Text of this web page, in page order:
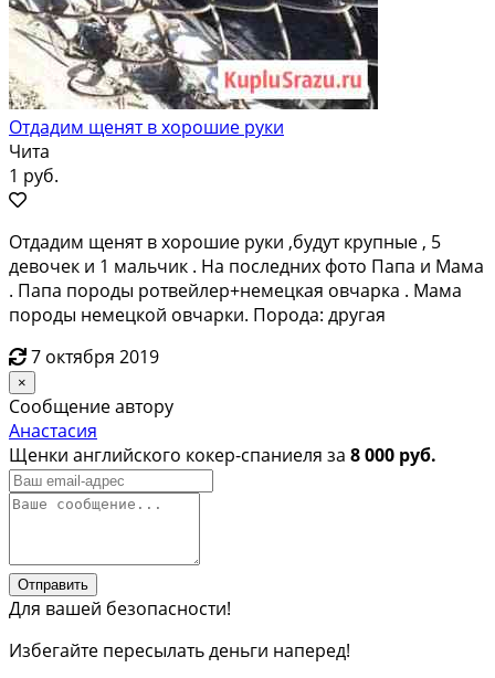
Отдадим щенят в хорошие руки
Чита
1 руб.
Отдадим щенят в хорошие руки ,будут крупные , 5
девочек и 1 мальчик . На последних фото Папа и Мама
. Папа породы ротвейлер+немецкая овчарка . Мама
породы немецкой овчарки. Порода: другая
7 октября 2019
×
Сообщение автору
Анастасия
Щенки английского кокер-спаниеля за 8 000 руб.
Отправить
Для вашей безопасности!
Избегайте пересылать деньги наперед!